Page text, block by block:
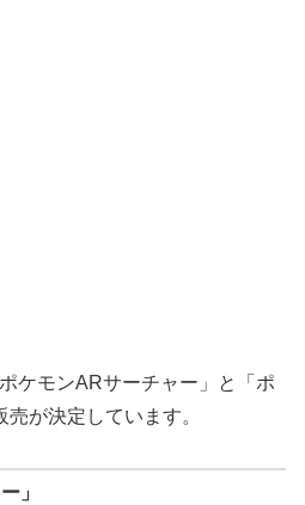
ケモンARサーチャー」と「ポ
が決定しています。
」